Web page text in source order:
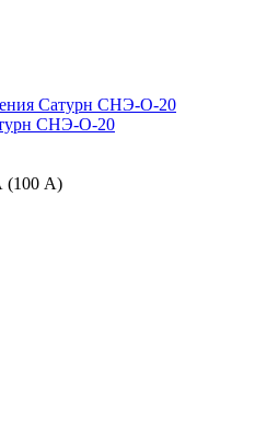
СНЭ-О-20
(100 А)